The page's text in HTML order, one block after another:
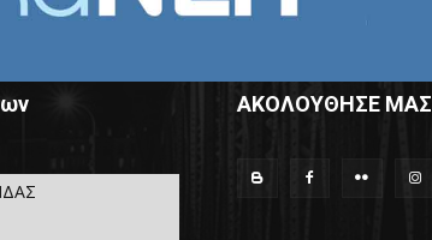
ΑΚΟΛΟΥΘΗΣΕ ΜΑΣ